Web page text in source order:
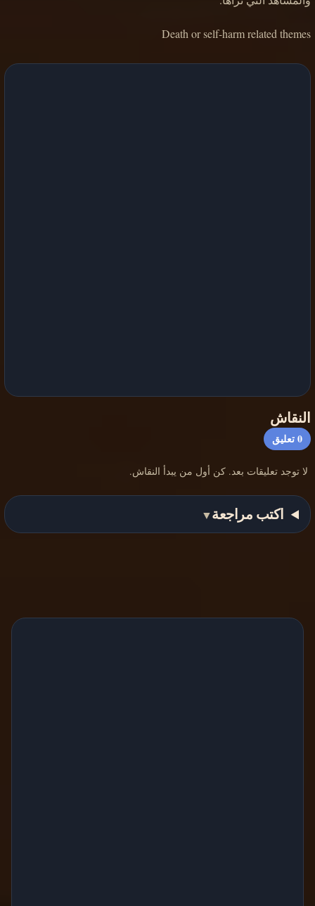
Death or self-harm related themes
النقاش
0تعليق
لا توجد تعليقات بعد. كن أول من يبدأ النقاش.
اكتب مراجعة▼